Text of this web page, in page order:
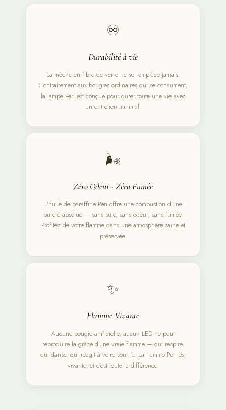
♾️
Durabilité à vie
La mèche en fibre de verre ne se remplace jamais.
Contrairement aux bougies ordinaires qui se consument,
la lampe Peri est conçue pour durer toute une vie avec
un entretien minimal.
🌬️
Zéro Odeur · Zéro Fumée
L'huile de paraffine Peri offre une combustion d'une
pureté absolue — sans suie, sans odeur, sans fumée.
Profitez de votre flamme dans une atmosphère saine et
préservée.
✨
Flamme Vivante
Aucune bougie artificielle, aucun LED ne peut
reproduire la grâce d'une vraie flamme — qui respire,
qui danse, qui réagit à votre souffle. La flamme Peri est
vivante, et c'est toute la différence.